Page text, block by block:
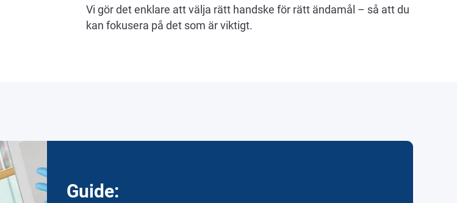
Vi gör det enklare att välja rätt handske för rätt ändamål – så att du
kan fokusera på det som är viktigt.
Guide: